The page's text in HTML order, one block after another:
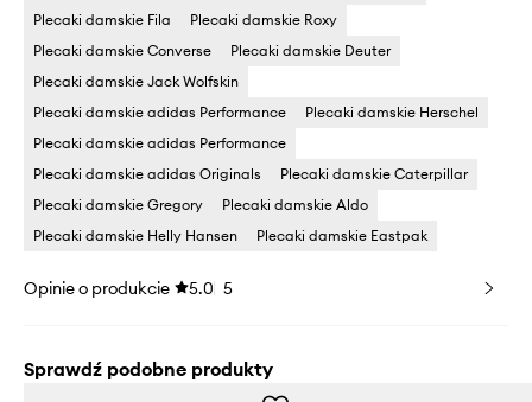
Plecaki damskie Fila
Plecaki damskie Roxy
Plecaki damskie Converse
Plecaki damskie Deuter
Plecaki damskie Jack Wolfskin
Plecaki damskie adidas Performance
Plecaki damskie Herschel
Plecaki damskie adidas Performance
Plecaki damskie adidas Originals
Plecaki damskie Caterpillar
Plecaki damskie Gregory
Plecaki damskie Aldo
Plecaki damskie Helly Hansen
Plecaki damskie Eastpak
Opinie o produkcie 5.0 5
Sprawdź podobne produkty